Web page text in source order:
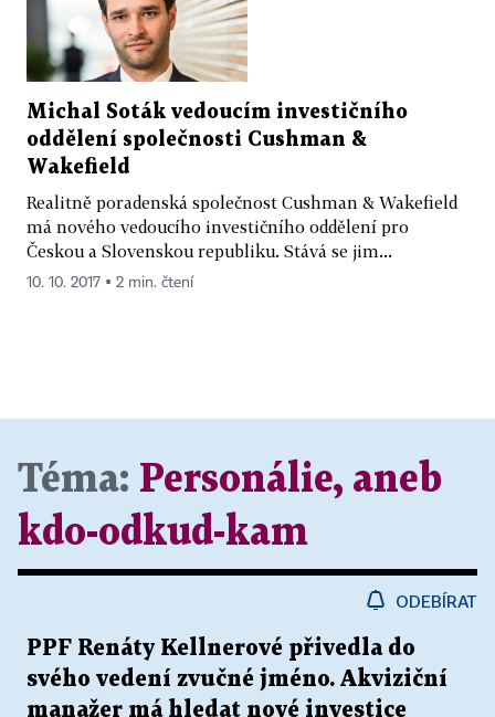
Michal Soták vedoucím investičního
oddělení společnosti Cushman &
Wakefield
Realitně poradenská společnost Cushman & Wakefield
má nového vedoucího investičního oddělení pro
Českou a Slovenskou republiku. Stává se jim...
10. 10. 2017 ▪ 2 min. čtení
Téma: Personálie, aneb
kdo-odkud-kam
ODEBÍRAT
PPF Renáty Kellnerové přivedla do
svého vedení zvučné jméno. Akviziční
manažer má hledat nové investice